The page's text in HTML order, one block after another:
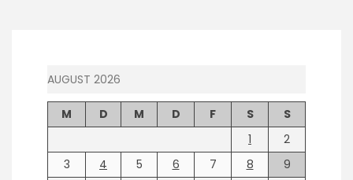
AUGUST 2026
M D M D F S
S
1
2
3
4 5 6 7 8
9